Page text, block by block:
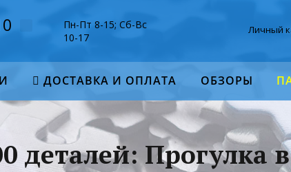
Пн-Пт 8-15; Сб-Вс
10-17
Личный
ДОСТАВКА И ОПЛАТА ОБЗОРЫ
деталей: Прогулка